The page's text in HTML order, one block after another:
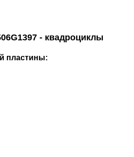
- квадроциклы
пластины: